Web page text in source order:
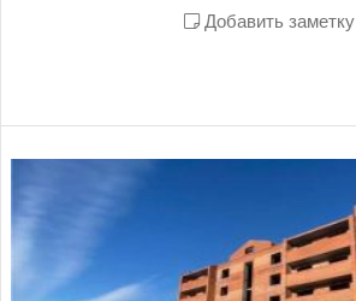
Добавить заметку